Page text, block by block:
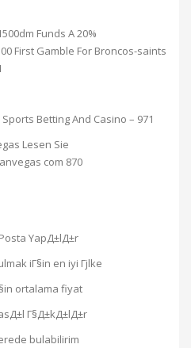
Funds A 20%
First Gamble For Broncos-saints
Betting And Casino – 971
Lesen Sie
com 870
YapД±lД±r
iГ§in en iyi Гјlke
ortalama fiyat
Г§Д±kД±lД±r
bulabilirim